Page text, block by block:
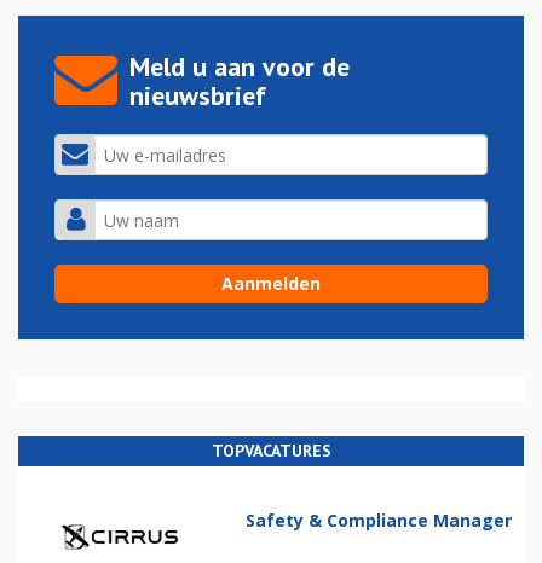
Meld u aan voor de
nieuwsbrief
TOPVACATURES
Safety & Compliance Manager